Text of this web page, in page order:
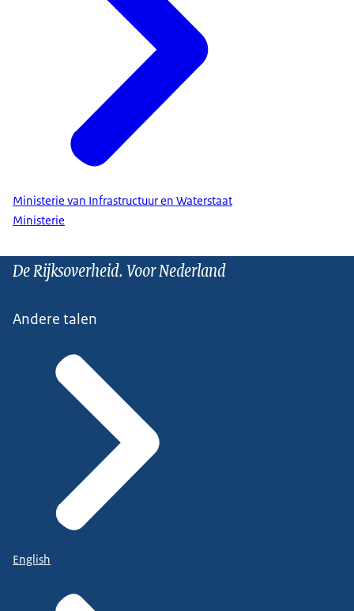
Ministerie van Infrastructuur en Waterstaat
Ministerie
De Rijksoverheid. Voor Nederland
Andere talen
English